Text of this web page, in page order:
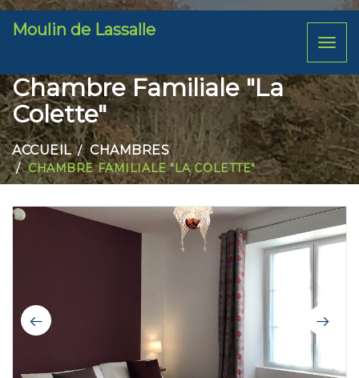
Moulin de Lassalle
Chambre Familiale "La
Colette"
ACCUEIL CHAMBRES
CHAMBRE FAMILIALE "LA COLETTE"